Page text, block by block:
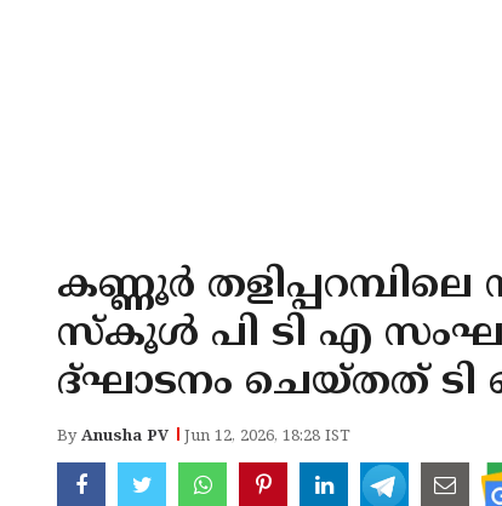
കണ്ണൂർ
സ്കൂൾ പി ടി എ
ദ്ഘാടനം ചെയ്തത്
ByAnusha PV Jun 12, 2026, 18:28 IST